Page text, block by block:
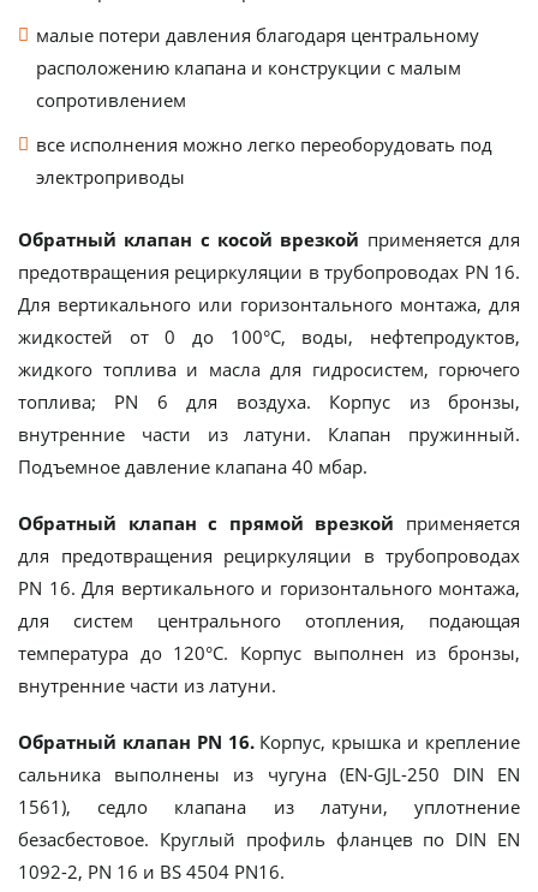
малые потери давления благодаря центральному
расположению клапана и конструкции с малым
сопротивлением
все исполнения можно легко переоборудовать под
электроприводы
Обратный клапан с косой врезкой применяется для
предотвращения рециркуляции в трубопроводах PN 16.
Для вертикального или горизонтального монтажа, для
жидкостей от 0 до 100°С, воды, нефтепродуктов,
жидкого топлива и масла для гидросистем, горючего
топлива; PN 6 для воздуха. Корпус из бронзы,
внутренние части из латуни. Клапан пружинный.
Подъемное давление клапана 40 мбар.
Обратный клапан с прямой врезкой применяется
для предотвращения рециркуляции в трубопроводах
PN 16. Для вертикального и горизонтального монтажа,
для систем центрального отопления, подающая
температура до 120°С. Корпус выполнен из бронзы,
внутренние части из латуни.
Обратный клапан PN 16.Корпус, крышка и крепление
сальника выполнены из чугуна (EN-GJL-250 DIN EN
1561), седло клапана из латуни, уплотнение
безасбестовое. Круглый профиль фланцев по DIN EN
1092-2, PN 16 и BS 4504 PN16.